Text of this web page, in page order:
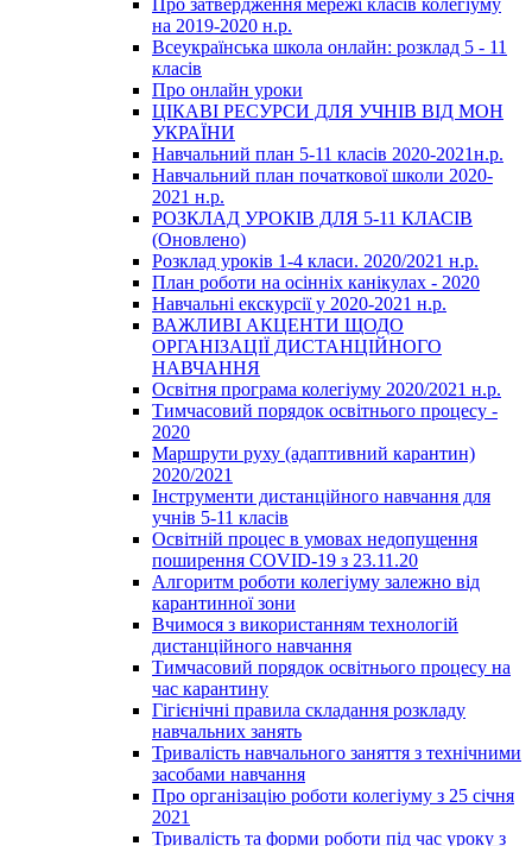
на 2019-2020 н.р.
Всеукраїнська школа онлайн: розклад 5 - 11
класів
Про онлайн уроки
ЦІКАВІ РЕСУРСИ ДЛЯ УЧНІВ ВІД МОН
УКРАЇНИ
Навчальний план 5-11 класів 2020-2021н.р.
Навчальний план початкової школи 2020-
2021 н.р.
РОЗКЛАД УРОКІВ ДЛЯ 5-11 КЛАСІВ
(Оновлено)
Розклад уроків 1-4 класи. 2020/2021 н.р.
План роботи на осінніх канікулах - 2020
Навчальні екскурсії у 2020-2021 н.р.
ВАЖЛИВІ АКЦЕНТИ ЩОДО
ОРГАНІЗАЦІЇ ДИСТАНЦІЙНОГО
НАВЧАННЯ
Освітня програма колегіуму 2020/2021 н.р.
Тимчасовий порядок освітнього процесу -
2020
Маршрути руху (адаптивний карантин)
2020/2021
Інструменти дистанційного навчання для
учнів 5-11 класів
Освітній процес в умовах недопущення
поширення COVID-19 з 23.11.20
Алгоритм роботи колегіуму залежно від
карантинної зони
Вчимося з використанням технологій
дистанційного навчання
Тимчасовий порядок освітнього процесу на
час карантину
Гігієнічні правила складання розкладу
навчальних занять
Тривалість навчального заняття з технічними
засобами навчання
Про організацію роботи колегіуму з 25 січня
2021
Тривалість та форми роботи під час уроку з